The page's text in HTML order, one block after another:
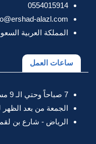
0554015914
alazl.com
المملكة العربية
ساعات العمل
7 صباحاً وحتي الـ 9 مساءاً
الجمعة من بعد الظهر للـ 9
الرياض - شارع بن